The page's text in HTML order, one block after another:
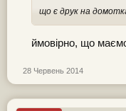
що є друк на
ймовірно, що
28 Червень 2014